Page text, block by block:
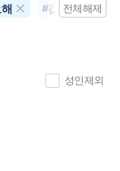
#갑을관계
전체해제
성인제외